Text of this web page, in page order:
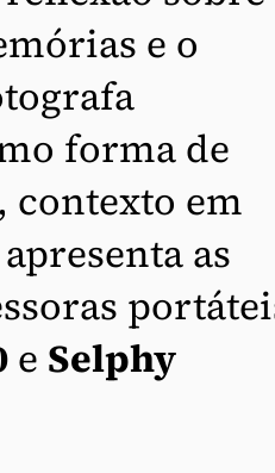
e o
forma de
contexto em
as
e Selphy